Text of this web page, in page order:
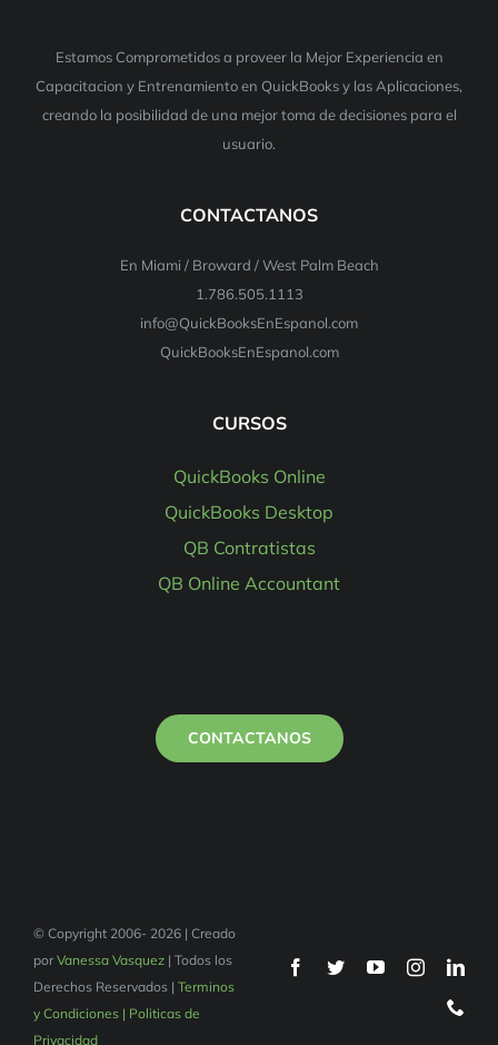
Estamos Comprometidos a proveer la Mejor Experiencia en
Capacitacion y Entrenamiento en QuickBooks y las Aplicaciones,
creando la posibilidad de una mejor toma de decisiones para el
usuario.
CONTACTANOS
En Miami / Broward / West Palm Beach
1.786.505.1113
info@QuickBooksEnEspanol.com
QuickBooksEnEspanol.com
CURSOS
QuickBooks Online
QuickBooks Desktop
QB Contratistas
QB Online Accountant
CONTACTANOS
© Copyright 2006- 2026 | Creado
porVanessa Vasquez| Todos los
Derechos Reservados | Terminos
y Condiciones | Politicas de
Privacidad